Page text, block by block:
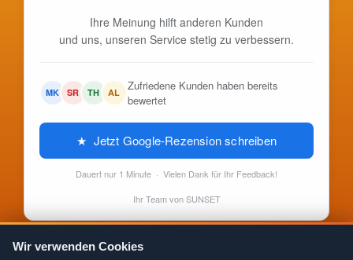
Ihre Meinung hilft anderen Kunden
und uns, unseren Service stetig zu verbessern.
MK SR TH AL
Zufriedene Kunden haben bereits
bewertet
★ Jetzt Google-Rezension schreiben
Dauert nur 1 Minute · Vielen Dank für Ihr Feedback!
Ihr Team von SUNSET
Wir verwenden Cookies